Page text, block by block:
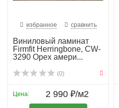
избранное сравнить
Виниловый ламинат
Firmfit Herringbone, CW-
3290 Орех амери...
(0)
Цена: 2 990 ₽/м2